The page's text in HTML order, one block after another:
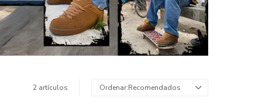
2 artículos Recomendados